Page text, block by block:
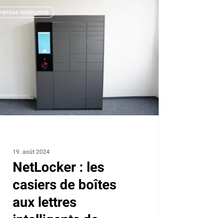
intelligents
19. août 2024
NetLocker : les
casiers de boîtes
aux lettres